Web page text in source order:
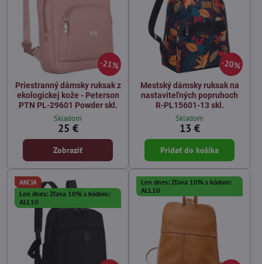
21%
Priestranný dámsky ruksak z
ekologickej kože - Peterson
PTN PL-29601 Powder skl.
Skladom
25 €
Zobraziť
20%
Mestský dámsky ruksak na
nastaviteľných popruhoch
R-PL15601-13 skl.
Skladom
13 €
Pridať do košíka
AKCIA
Len dnes: Zľava 10% s kódom:
ALL10
Len dnes: Zľava 10% s kódom:
ALL10